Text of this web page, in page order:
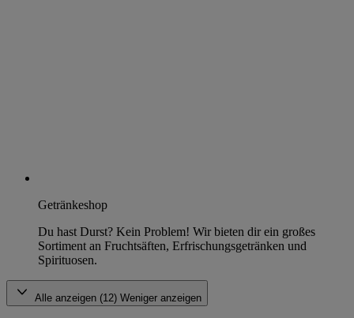
Getränkeshop
Du hast Durst? Kein Problem! Wir bieten dir ein großes
Sortiment an Fruchtsäften, Erfrischungsgetränken und
Spirituosen.
Alle anzeigen (12) Weniger anzeigen